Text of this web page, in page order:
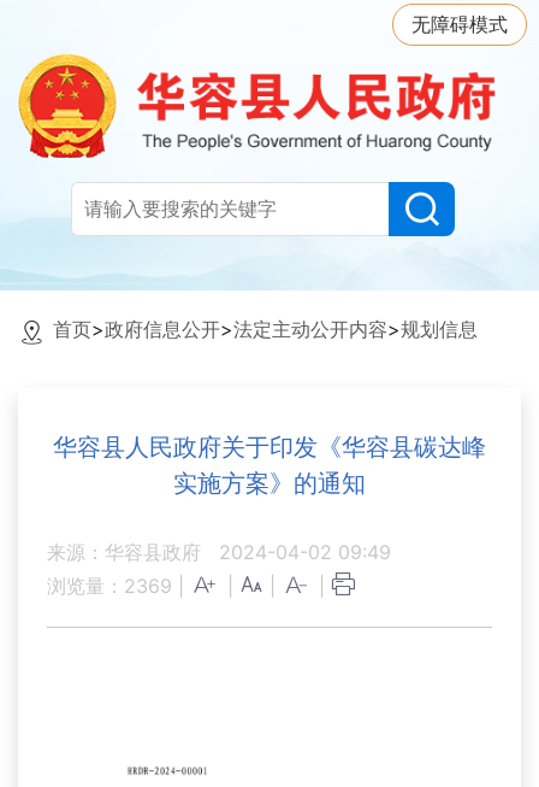
无障碍模式
首页>政府信息公开>法定主动公开内容>规划信息
华容县人民政府关于印发《华容县碳达峰
实施方案》的通知
来源：华容县政府
2024-04-02 09:49
浏览量： 2369